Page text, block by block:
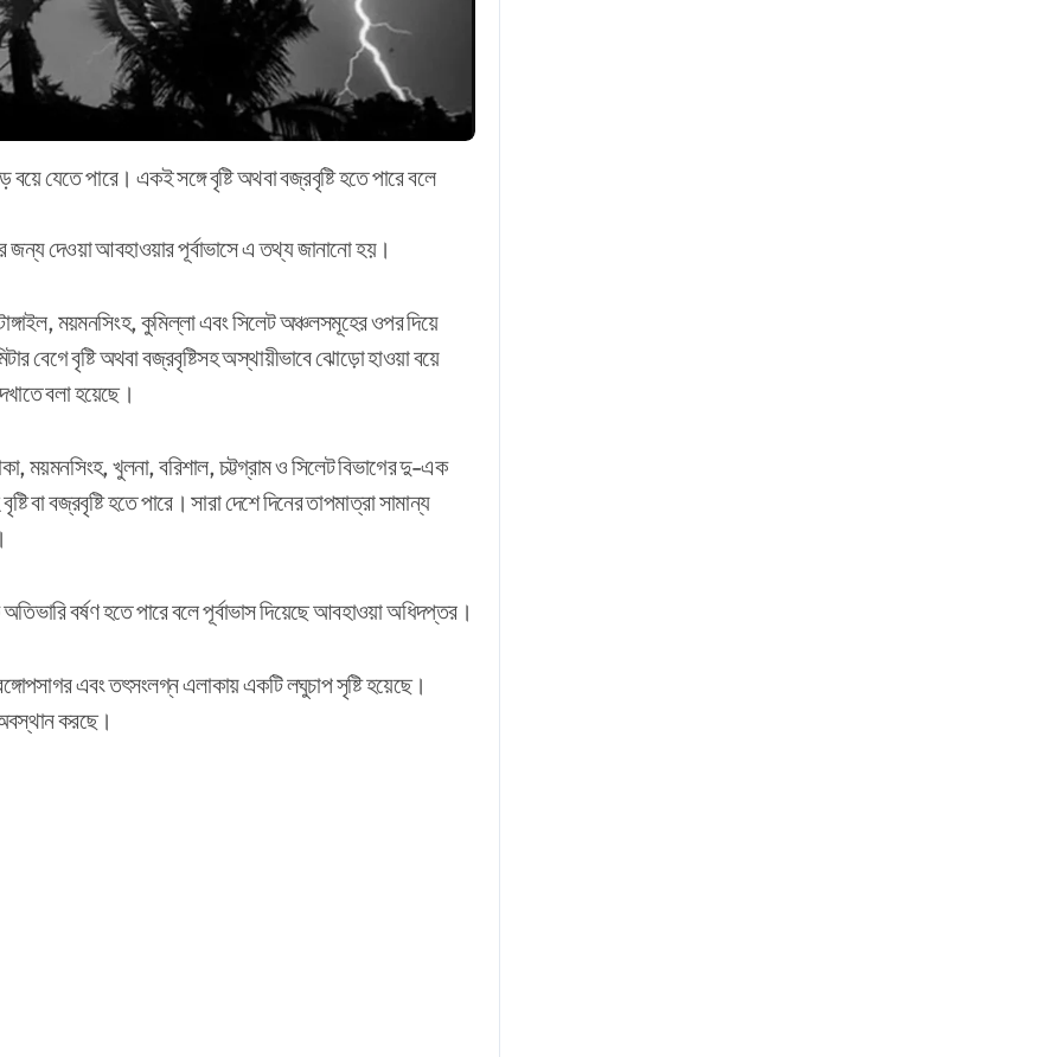
জন্য দেওয়া আবহাওয়ার পূর্বাভাসে এ তথ্য জানানো হয়।
ময়মনসিংহ, কুমিল্লা এবং সিলেট অঞ্চলসমূহের ওপর দিয়ে
বেগে বৃষ্টি অথবা বজ্রবৃষ্টিসহ অস্থায়ীভাবে ঝোড়ো হাওয়া বয়ে
বলা হয়েছে।
ময়মনসিংহ, খুলনা, বরিশাল, চট্টগ্রাম ও সিলেট বিভাগের দু-এক
বা বজ্রবৃষ্টি হতে পারে। সারা দেশে দিনের তাপমাত্রা সামান্য
বর্ষণ হতে পারে বলে পূর্বাভাস দিয়েছে আবহাওয়া অধিদপ্তর।
এবং তৎসংলগ্ন এলাকায় একটি লঘুচাপ সৃষ্টি হয়েছে।
করছে।